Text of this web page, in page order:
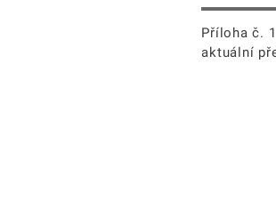
Příloha č.
aktuální